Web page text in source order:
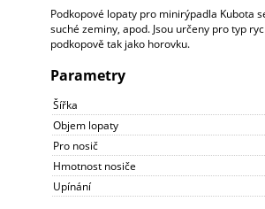
Podkopové lopaty pro minirýpadla Kubota
suché zeminy, apod. Jsou určeny pro typ
podkopově tak jako horovku.
Parametry
Šířka
Objem lopaty
Pro nosič
Hmotnost nosiče
Upínání